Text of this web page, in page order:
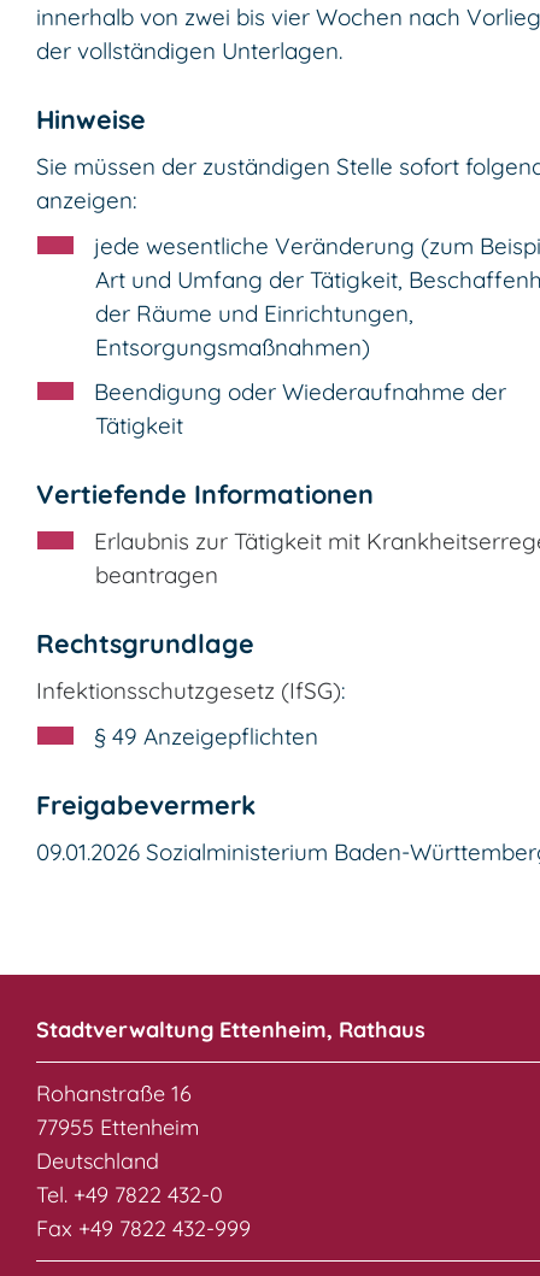
innerhalb von zwei bis vier Wochen nach
der vollständigen Unterlagen.
Hinweise
Sie müssen der zuständigen Stelle sofort
anzeigen:
jede wesentliche Veränderung (zum
Art und Umfang der Tätigkeit,
der Räume und Einrichtungen,
Entsorgungsmaßnahmen)
Beendigung oder Wiederaufnahme der
Tätigkeit
Vertiefende Informationen
Erlaubnis zur Tätigkeit mit
beantragen
Rechtsgrundlage
Infektionsschutzgesetz (IfSG):
§ 49 Anzeigepflichten
Freigabevermerk
09.01.2026 Sozialministerium Baden-
Stadtverwaltung Ettenheim, Rathaus
Rohanstraße 16
77955 Ettenheim
Deutschland
Tel. +49 7822 432-0
Fax +49 7822 432-999